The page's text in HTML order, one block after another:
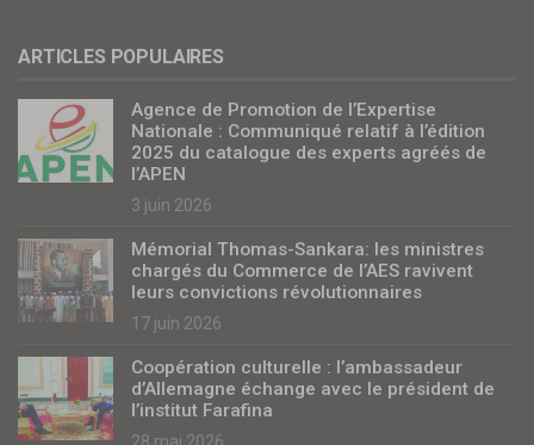
ARTICLES POPULAIRES
Agence de Promotion de l’Expertise
Nationale : Communiqué relatif à l’édition
2025 du catalogue des experts agréés de
l’APEN
3 juin 2026
Mémorial Thomas-Sankara: les ministres
chargés du Commerce de l’AES ravivent
leurs convictions révolutionnaires
17 juin 2026
Coopération culturelle : l’ambassadeur
d’Allemagne échange avec le président de
l’institut Farafina